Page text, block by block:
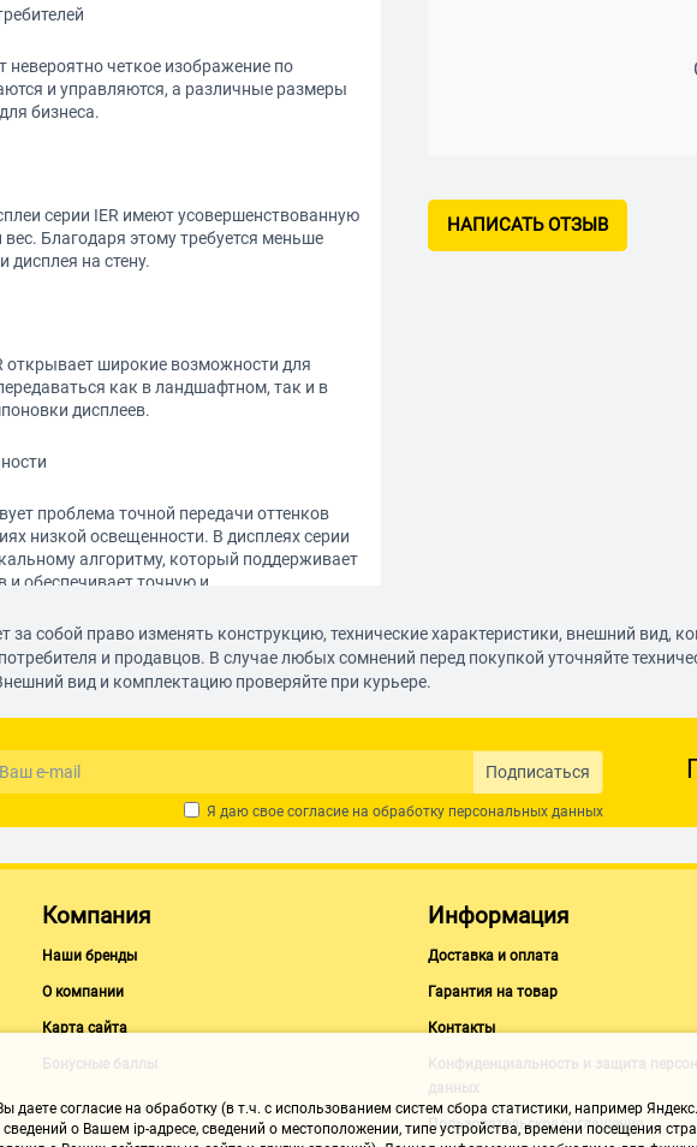
невероятно четкое изображение по
и управляются, а различные размеры
бизнеса.
серии IER имеют усовершенствованную
Благодаря этому требуется меньше
дисплея на стену.
открывает широкие возможности для
как в ландшафтном, так и в
дисплеев.
проблема точной передачи оттенков
низкой освещенности. В дисплеях серии
алгоритму, который поддерживает
и обеспечивает точную и
изображения и широкие возможности
Signage Manager.
UHD
передает изображение в формате UHD на
и внешних модулях, так что
создавать, планировать и
благодаря совместимости с
настройки дисплея и решить
благодаря удаленному доступу.
НАПИСАТЬ ОТЗЫВ
за собой право изменять конструкцию, технические характеристики, внешний вид,
и продавцов. В случае любых сомнений перед покупкой уточняйте
вид и комплектацию проверяйте при курьере.
Подписаться
Я даю свое согласие на обработку персональных данных
Компания
Наши бренды
О компании
Карта сайта
Бонусные баллы
Информация
Доставка и оплата
Гарантия на товар
Контакты
Конфиденциальность и защита
данных
Пользовательское соглашение
согласие на обработку (в т.ч. с использованием систем сбора статистики, например
о Вашем ip-адресе, сведений о местоположении, типе устройства, времени посещения